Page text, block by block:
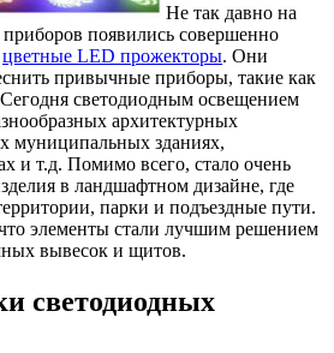
Не так давно на
появились совершенно
цветные LED прожекторы. Они
привычные приборы, такие как
светодиодным освещением
архитектурных
муниципальных зданиях,
и т.д. Помимо всего, стало очень
в ландшафтном дизайне, где
парки и подъездные пути.
элементы стали лучшим решением
вывесок и щитов.
светодиодных